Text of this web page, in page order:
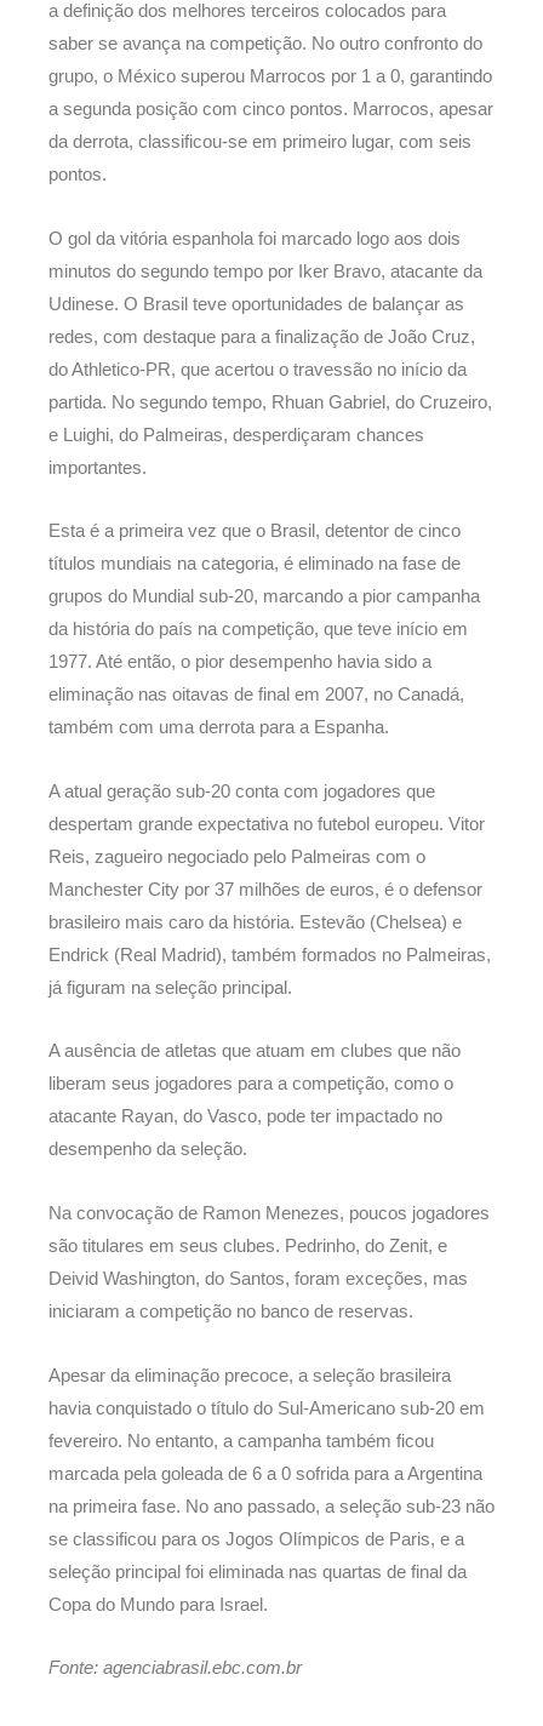
a definição dos melhores terceiros colocados para
saber se avança na competição. No outro confronto do
grupo, o México superou Marrocos por 1 a 0, garantindo
a segunda posição com cinco pontos. Marrocos, apesar
da derrota, classificou-se em primeiro lugar, com seis
pontos.
O gol da vitória espanhola foi marcado logo aos dois
minutos do segundo tempo por Iker Bravo, atacante da
Udinese. O Brasil teve oportunidades de balançar as
redes, com destaque para a finalização de João Cruz,
do Athletico-PR, que acertou o travessão no início da
partida. No segundo tempo, Rhuan Gabriel, do Cruzeiro,
e Luighi, do Palmeiras, desperdiçaram chances
importantes.
Esta é a primeira vez que o Brasil, detentor de cinco
títulos mundiais na categoria, é eliminado na fase de
grupos do Mundial sub-20, marcando a pior campanha
da história do país na competição, que teve início em
1977. Até então, o pior desempenho havia sido a
eliminação nas oitavas de final em 2007, no Canadá,
também com uma derrota para a Espanha.
A atual geração sub-20 conta com jogadores que
despertam grande expectativa no futebol europeu. Vitor
Reis, zagueiro negociado pelo Palmeiras com o
Manchester City por 37 milhões de euros, é o defensor
brasileiro mais caro da história. Estevão (Chelsea) e
Endrick (Real Madrid), também formados no Palmeiras,
já figuram na seleção principal.
A ausência de atletas que atuam em clubes que não
liberam seus jogadores para a competição, como o
atacante Rayan, do Vasco, pode ter impactado no
desempenho da seleção.
Na convocação de Ramon Menezes, poucos jogadores
são titulares em seus clubes. Pedrinho, do Zenit, e
Deivid Washington, do Santos, foram exceções, mas
iniciaram a competição no banco de reservas.
Apesar da eliminação precoce, a seleção brasileira
havia conquistado o título do Sul-Americano sub-20 em
fevereiro. No entanto, a campanha também ficou
marcada pela goleada de 6 a 0 sofrida para a Argentina
na primeira fase. No ano passado, a seleção sub-23 não
se classificou para os Jogos Olímpicos de Paris, e a
seleção principal foi eliminada nas quartas de final da
Copa do Mundo para Israel.
Fonte: agenciabrasil.ebc.com.br